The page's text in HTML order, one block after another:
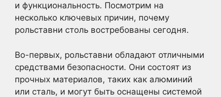
и функциональность. Посмотрим на
несколько ключевых причин, почему
рольставни столь востребованы сегодня.
Во-первых, рольставни обладают отличными
средствами безопасности. Они состоят из
прочных материалов, таких как алюминий
или сталь, и могут быть оснащены системой